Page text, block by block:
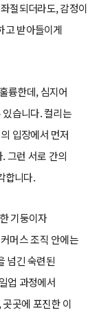
절되더라도, 감정이
고 받아들이게
륭한데, 심지어
있습니다. 컬리는
입장에서 먼저
그런 서로 간의
합니다.
기둥이자
머스 조직 안에는
넘긴 숙련된
업 과정에서
곳에 포진한 이